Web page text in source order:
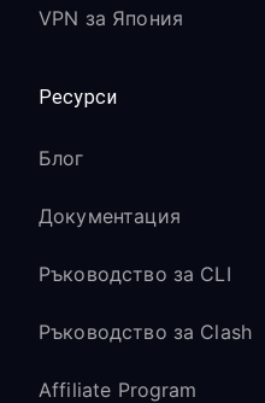
VPN за Япония
Ресурси
Блог
Документация
Ръководство за CLI
Ръководство за Clash
Affiliate Program